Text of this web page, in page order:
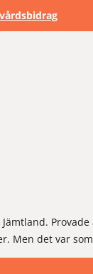
Men det var